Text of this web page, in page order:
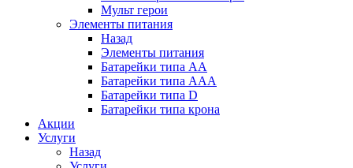
Мульт герои
Элементы питания
Назад
Элементы питания
Батарейки типа АА
Батарейки типа ААА
Батарейки типа D
Батарейки типа крона
Акции
Услуги
Назад